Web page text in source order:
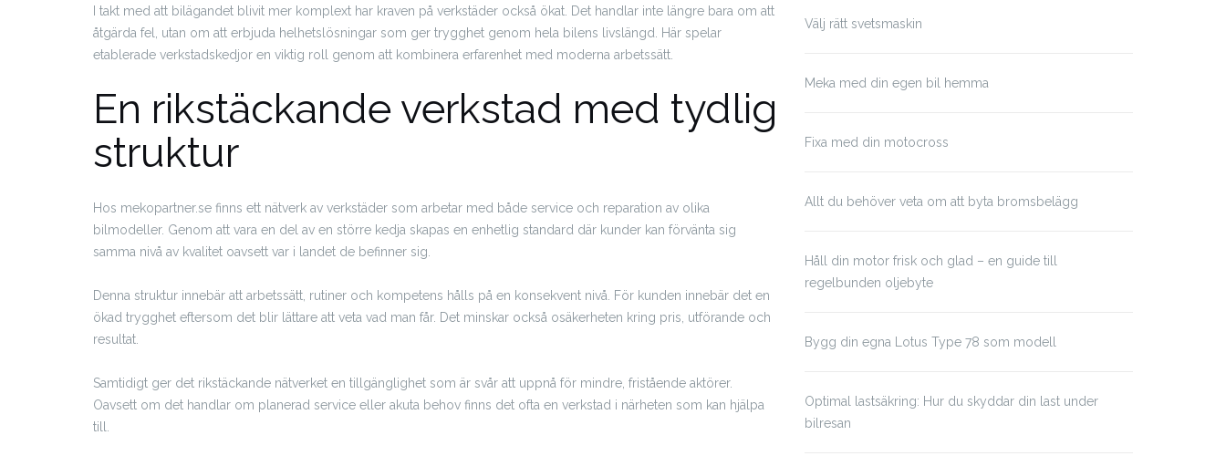
I takt med att bilägandet blivit mer komplext har kraven på verkstäder också ökat. Det handlar inte längre bara om att
åtgärda fel, utan om att erbjuda helhetslösningar som ger trygghet genom hela bilens livslängd. Här spelar
etablerade verkstadskedjor en viktig roll genom att kombinera erfarenhet med moderna arbetssätt.
En rikstäckande verkstad med tydlig
struktur
Hos mekopartner.se finns ett nätverk av verkstäder som arbetar med både service och reparation av olika
bilmodeller. Genom att vara en del av en större kedja skapas en enhetlig standard där kunder kan förvänta sig
samma nivå av kvalitet oavsett var i landet de befinner sig.
Denna struktur innebär att arbetssätt, rutiner och kompetens hålls på en konsekvent nivå. För kunden innebär det en
ökad trygghet eftersom det blir lättare att veta vad man får. Det minskar också osäkerheten kring pris, utförande och
resultat.
Samtidigt ger det rikstäckande nätverket en tillgänglighet som är svår att uppnå för mindre, fristående aktörer.
Oavsett om det handlar om planerad service eller akuta behov finns det ofta en verkstad i närheten som kan hjälpa
till.
Välj rätt svetsmaskin
Meka med din egen bil hemma
Fixa med din motocross
Allt du behöver veta om att byta bromsbelägg
Håll din motor frisk och glad – en guide till
regelbunden oljebyte
Bygg din egna Lotus Type 78 som modell
Optimal lastsäkring: Hur du skyddar din last under
bilresan